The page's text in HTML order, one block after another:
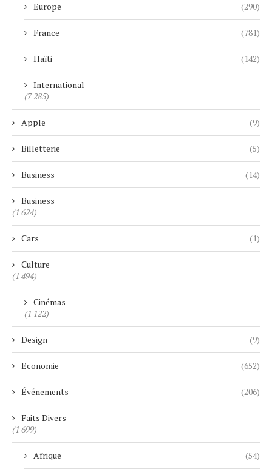
Europe (290)
France (781)
Haïti (142)
International
(7 285)
Apple (9)
Billetterie (5)
Business (14)
Business
(1 624)
Cars (1)
Culture
(1 494)
Cinémas
(1 122)
Design (9)
Economie (652)
Événements (206)
Faits Divers
(1 699)
Afrique (54)